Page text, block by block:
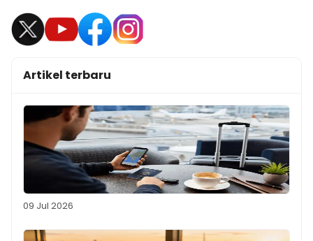
Artikel terbaru
09 Jul 2026